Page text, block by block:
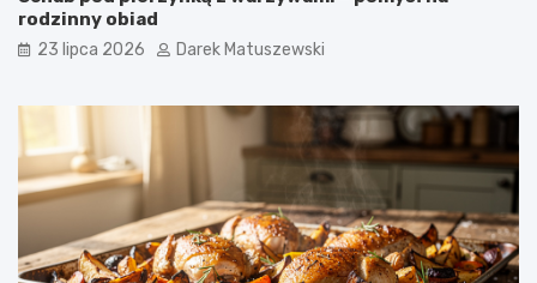
rodzinny obiad
23 lipca 2026 Darek Matuszewski